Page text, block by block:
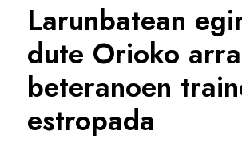
Larunbatean
dute Orioko
beteranoen
estropada